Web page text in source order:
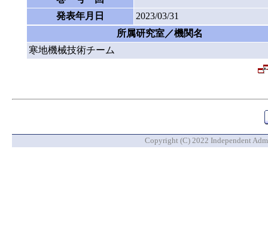
発表年月日
2023/03/31
所属研究室／機関名
寒地機械技術チーム
Copyright (C) 2022 Independent